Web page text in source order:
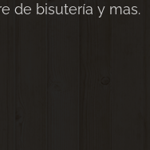
de bisutería y mas.